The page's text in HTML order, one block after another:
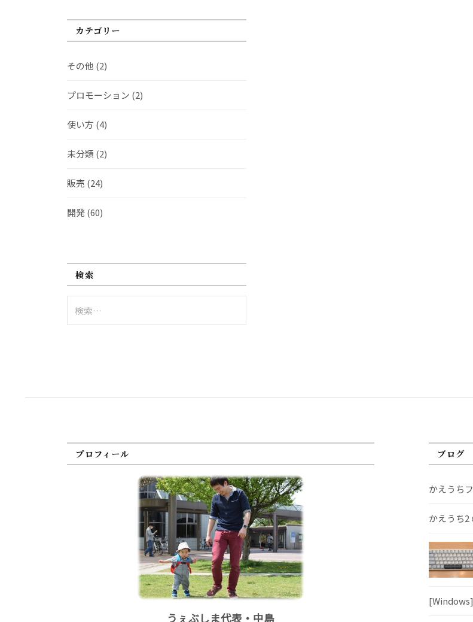
カテゴリー
その他 (2)
プロモーション (2)
使い方 (4)
未分類 (2)
販売 (24)
開発(60)
検索
索:
プロフィール
うぇぶしま代表・中島
ブログ
かえうち
かえうち2